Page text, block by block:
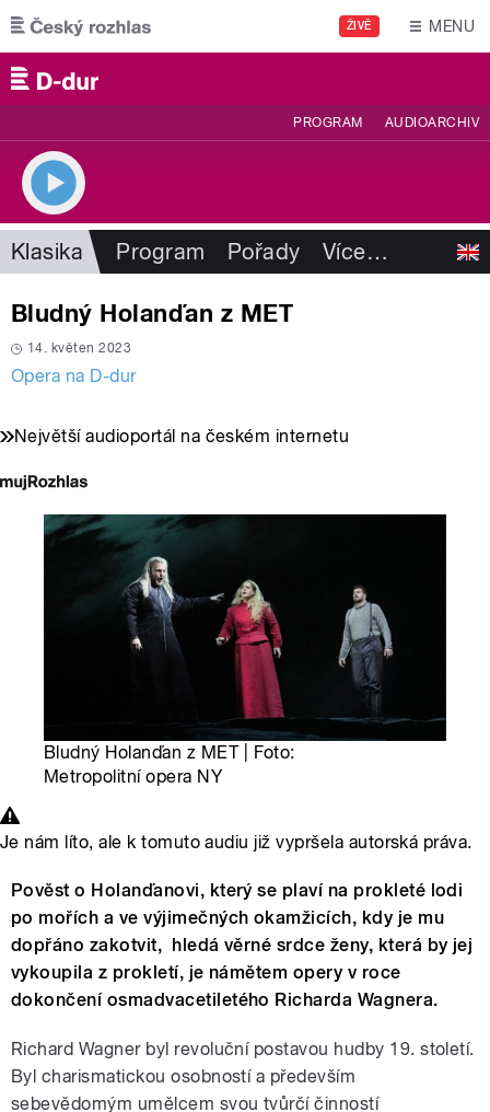
Přejít k hlavnímu obsahu
ŽIVĚ MENU
PROGRAM AUDIOARCHIV
Klasika Program Pořady Více…
Bludný Holanďan z MET
14. květen 2023
Opera na D-dur
Největší audioportál na českém internetu
Bludný Holanďan z MET | Foto:
Metropolitní opera NY
Je nám líto, ale k tomuto audiu již vypršela autorská práva.
Pověst o Holanďanovi, který se plaví na prokleté lodi
po mořích a ve výjimečných okamžicích, kdy je mu
dopřáno zakotvit, hledá věrné srdce ženy, která by jej
vykoupila z prokletí, je námětem opery v roce
dokončení osmadvacetiletého Richarda Wagnera.
Richard Wagner byl revoluční postavou hudby 19. století.
Byl charismatickou osobností a především
sebevědomým umělcem svou tvůrčí činností